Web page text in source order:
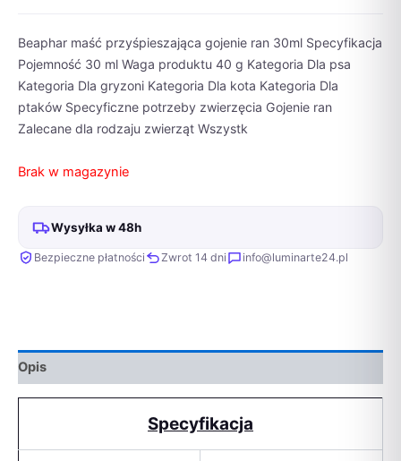
Beaphar maść przyśpieszająca gojenie ran 30ml Specyfikacja
Pojemność 30 ml Waga produktu 40 g Kategoria Dla psa
Kategoria Dla gryzoni Kategoria Dla kota Kategoria Dla
ptaków Specyficzne potrzeby zwierzęcia Gojenie ran
Zalecane dla rodzaju zwierząt Wszystk
Brak w magazynie
Wysyłka w 48h
Bezpieczne płatności Zwrot 14 dni info@luminarte24.pl
Opis
Specyfikacja